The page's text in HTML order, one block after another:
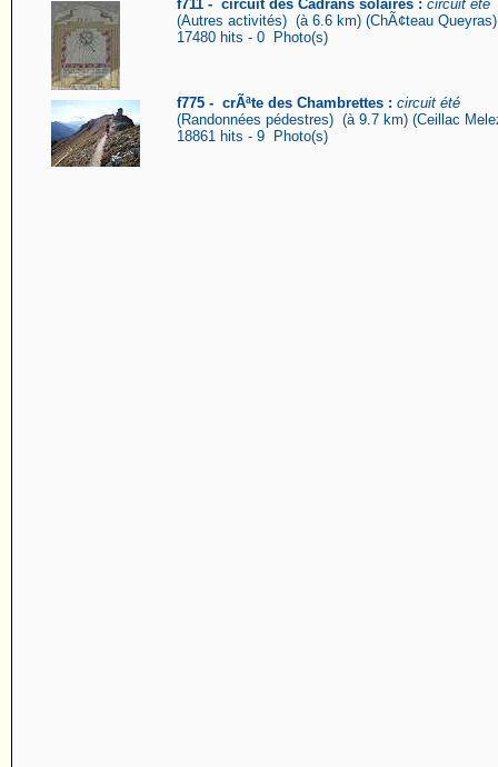
f711 - circuit des Cadrans solaires : circuit été
(Autres activités) (à 6.6 km) (ChÃ¢teau Queyras)
17480 hits - 0 Photo(s)
f775 - crÃªte des Chambrettes : circuit été
(Randonnées pédestres) (à 9.7 km) (Ceillac
18861 hits - 9 Photo(s)